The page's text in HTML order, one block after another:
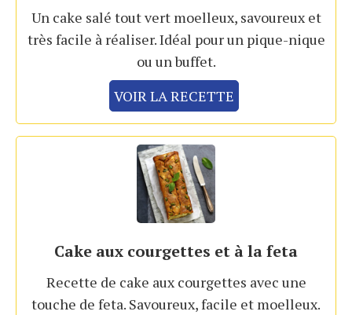
Un cake salé tout vert moelleux, savoureux et
très facile à réaliser. Idéal pour un pique-nique
ou un buffet.
VOIR LA RECETTE
Cake aux courgettes et à la feta
Recette de cake aux courgettes avec une
touche de feta. Savoureux, facile et moelleux.